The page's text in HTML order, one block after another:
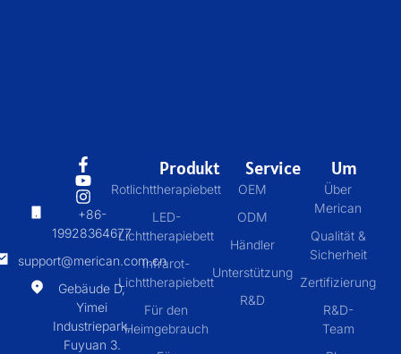
+86-
19928364677
support@merican.com.cn
Gebäude D,
Yimei
Industriepark,
Fuyuan 3.
Produkt
Rotlichttherapiebett
LED-
Lichttherapiebett
Infrarot-
Lichttherapiebett
Für den
Heimgebrauch
Service
OEM
ODM
Händler
Unterstützung
R&D
Um
Über
Merican
Qualität &
Sicherheit
Zertifizierung
R&D-
Team